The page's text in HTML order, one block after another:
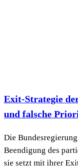
Exit-Strategie
und falsche
Die
Beendigung des
sie setzt mit ihrer